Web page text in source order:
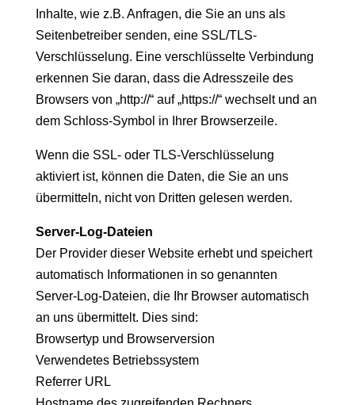
Inhalte, wie z.B. Anfragen, die Sie an uns als
Seitenbetreiber senden, eine SSL/TLS-
Verschlüsselung. Eine verschlüsselte Verbindung
erkennen Sie daran, dass die Adresszeile des
Browsers von „http://“ auf „https://“ wechselt und an
dem Schloss-Symbol in Ihrer Browserzeile.
Wenn die SSL- oder TLS-Verschlüsselung
aktiviert ist, können die Daten, die Sie an uns
übermitteln, nicht von Dritten gelesen werden.
Server-Log-Dateien
Der Provider dieser Website erhebt und speichert
automatisch Informationen in so genannten
Server-Log-Dateien, die Ihr Browser automatisch
an uns übermittelt. Dies sind:
Browsertyp und Browserversion
Verwendetes Betriebssystem
Referrer URL